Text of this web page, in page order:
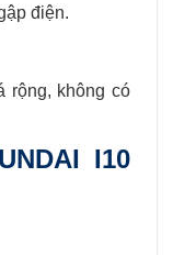
điện.
rộng, không có
I10